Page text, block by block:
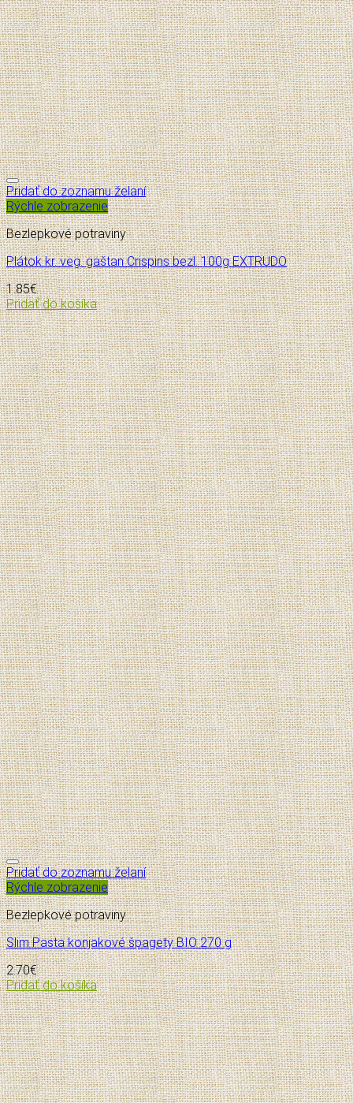
Pridať do zoznamu želaní
Rýchle zobrazenie
Bezlepkové potraviny
Plátok kr. veg. gaštan Crispins bezl. 100g EXTRUDO
1.85€
Pridať do košíka
Pridať do zoznamu želaní
Rýchle zobrazenie
Bezlepkové potraviny
Slim Pasta konjakové špagety BIO 270 g
2.70€
Pridať do košíka